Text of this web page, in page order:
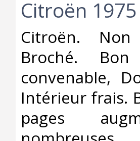
‎Citroën 1975‎
‎Citroën.
Broché.
convenable,
Intérieur frais.
pages